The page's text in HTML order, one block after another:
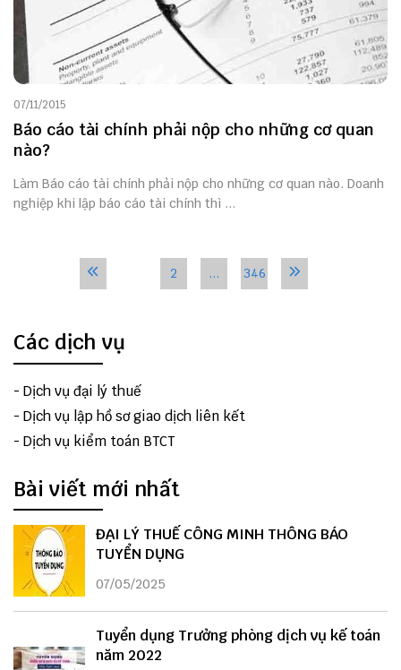
07/11/2015
Báo cáo tài chính phải nộp cho những cơ quan
nào?
Làm Báo cáo tài chính phải nộp cho những cơ quan nào. Doanh
nghiệp khi lập báo cáo tài chính thì ...
2 ... 346
Các dịch vụ
- Dịch vụ đại lý thuế
- Dịch vụ lập hồ sơ giao dịch liên kết
- Dịch vụ kiểm toán BTCT
Bài viết mới nhất
ĐẠI LÝ THUẾ CÔNG MINH THÔNG BÁO
TUYỂN DỤNG
07/05/2025
Tuyển dụng Trưởng phòng dịch vụ kế toán
năm 2022